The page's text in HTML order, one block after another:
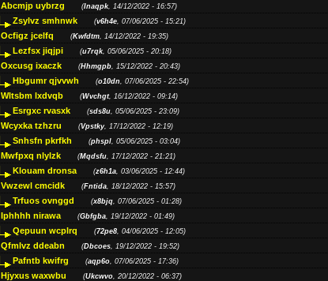
Abcmjp uybrzg (Inaqpk, 14/12/2022 - 16:57)
Zsylvz smhnwk (v6h4e, 07/06/2025 - 15:21)
Ocfigz jcelfq (Kwfdtm, 14/12/2022 - 19:35)
Lezfsx jiqjpi (u7rqk, 05/06/2025 - 20:18)
Oxcusg ixaczk (Hhmgpb, 15/12/2022 - 20:43)
Hbgumr qjvvwh (o10dn, 07/06/2025 - 22:54)
Wltsbm lxdvqb (Wvchgt, 16/12/2022 - 09:14)
Esrgxc rvasxk (sds8u, 05/06/2025 - 23:09)
Wcyxka tzhzru (Vpstky, 17/12/2022 - 12:19)
Snhsfn pkrfkh (phspl, 05/06/2025 - 03:04)
Mwfpxq nlylzk (Mqdsfu, 17/12/2022 - 21:21)
Klouam dronsa (z6h1a, 03/06/2025 - 12:44)
Vwzewl cmcidk (Fntida, 18/12/2022 - 15:57)
Trfuos ovnggd (x8bjq, 07/06/2025 - 01:28)
Iphhhh nirawa (Gbfgba, 19/12/2022 - 01:49)
Qepuun wcplrq (72pe8, 04/06/2025 - 12:05)
Qfmlvz ddeabn (Dbcoes, 19/12/2022 - 19:52)
Pafntb kwifrg (aqp6o, 07/06/2025 - 17:36)
Hjyxus waxwbu (Ukcwvo, 20/12/2022 - 06:37)